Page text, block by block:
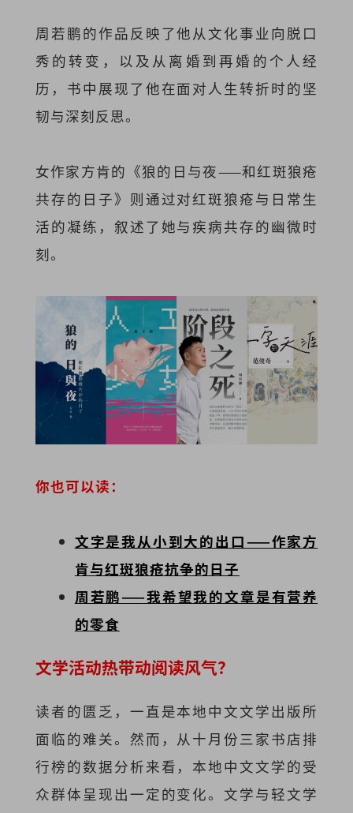
周若鹏的作品反映了他从文化事业向脱口
秀的转变，以及从离婚到再婚的个人经
历，书中展现了他在面对人生转折时的坚
韧与深刻反思。
女作家方肯的《狼的日与夜——和红斑狼疮
共存的日子》则通过对红斑狼疮与日常生
活的凝练，叙述了她与疾病共存的幽微时
刻。
你也可以读：
文字是我从小到大的出口——作家方
肯与红斑狼疮抗争的日子
周若鹏——我希望我的文章是有营养
的零食
文学活动热带动阅读风气？
读者的匮乏，一直是本地中文文学出版所
面临的难关。然而，从十月份三家书店排
行榜的数据分析来看，本地中文文学的受
众群体呈现出一定的变化。文学与轻文学